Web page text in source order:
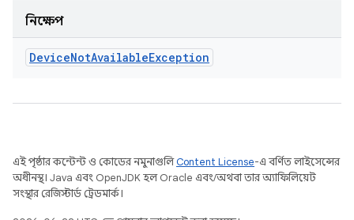
নিক্ষেপ
DeviceNotAvailableException
এই পৃষ্ঠার কন্টেন্ট ও কোডের নমুনাগুলিContent License-এ বর্ণিত লাইসেন্সের
অধীনস্থ। Java এবং OpenJDK হল Oracle এবং/অথবা তার অ্যাফিলিয়েট
সংস্থার রেজিস্টার্ড ট্রেডমার্ক।